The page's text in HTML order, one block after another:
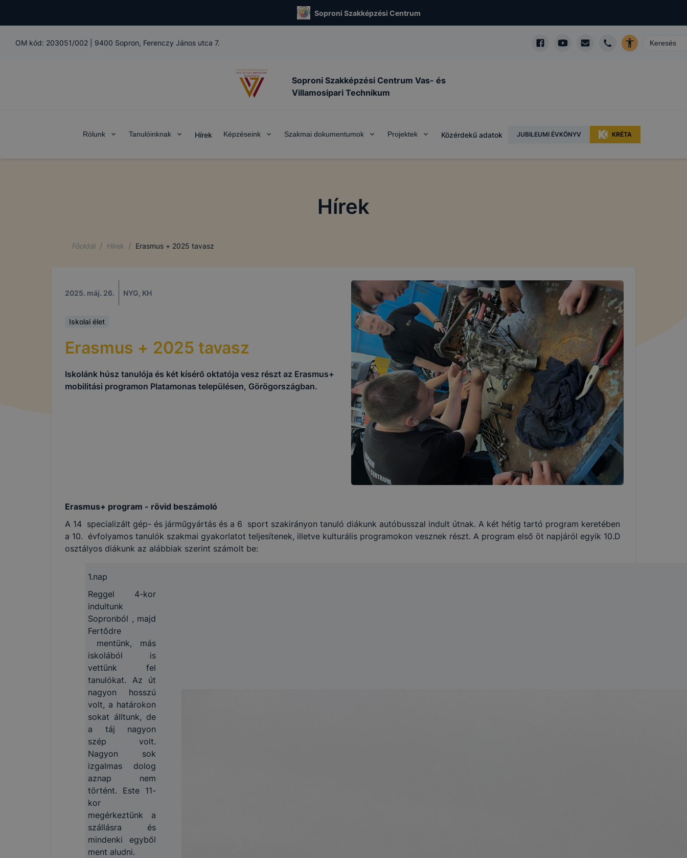
Soproni Szakképzési Centrum
OM kód: 203051/002 9400 Sopron, Ferenczy János utca 7.
Soproni Szakképzési Centrum Vas- és
Villamosipari Technikum
Rólunk Tanulóinknak Hírek Képzéseink Szakmai dokumentumok Projektek Közérdekű adatok JUBILEUMI ÉVKÖNYV KRÉTA
Hírek
Főoldal / Hírek / Erasmus + 2025 tavasz
2025. máj. 26. NYG, KH
Iskolai élet
Erasmus + 2025 tavasz
Iskolánk húsz tanulója és két kísérő oktatója vesz részt az Erasmus+
mobilitási programon Platamonas településen, Görögországban.
Erasmus+ program - rövid beszámoló
A 14 specializált gép- és járműgyártás és a 6 sport szakirányon tanuló diákunk autóbusszal indult útnak. A két hétig tartó program keretében
a 10. évfolyamos tanulók szakmai gyakorlatot teljesítenek, illetve kulturális programokon vesznek részt. A program első öt napjáról egyik 10.D
osztályos diákunk az alábbiak szerint számolt be:
1.nap
Reggel 4-kor
indultunk
Sopronból , majd
Fertődre
mentünk, más
iskolából is
vettünk fel
tanulókat. Az út
nagyon hosszú
volt, a határokon
sokat álltunk, de
a táj nagyon
szép volt.
Nagyon sok
izgalmas dolog
aznap nem
történt. Este 11-
kor
megérkeztünk a
szállásra és
mindenki egyből
ment aludni.